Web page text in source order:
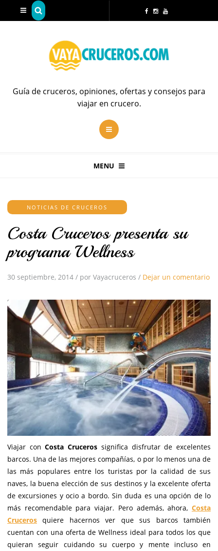
Guía de cruceros, opiniones, ofertas y consejos para
viajar en crucero.
MENU
NOTICIAS DE CRUCEROS
Costa Cruceros presenta su
programa Wellness
30 septiembre, 2014 / por Vayacruceros / Dejar un comentario
Viajar conCosta Cruceros significa disfrutar de excelentes
barcos. Una de las mejores compañías, o por lo menos una de
las más populares entre los turistas por la calidad de sus
naves, la buena elección de sus destinos y la excelente oferta
de excursiones y ocio a bordo. Sin duda es una opción de lo
más recomendable para viajar. Pero además, ahora, Costa
Cruceros quiere hacernos ver que sus barcos también
cuentan con una oferta de Wellness ideal para todos los que
quieran seguir cuidando su cuerpo y mente incluso en